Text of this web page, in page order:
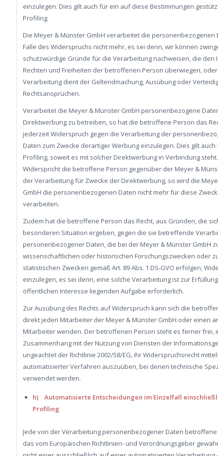
einzulegen. Dies gilt auch für ein auf diese Bestimmungen
Profiling.
Die Meyer & Münster GmbH verarbeitet die personenbezogenen
Falle des Widerspruchs nicht mehr, es sei denn, wir können
schutzwürdige Gründe für die Verarbeitung nachweisen, die den
Rechten und Freiheiten der betroffenen Person überwiegen,
Verarbeitung dient der Geltendmachung, Ausübung oder
Rechtsansprüchen.
Verarbeitet die Meyer & Münster GmbH personenbezogene
Direktwerbung zu betreiben, so hat die betroffene Person das
jederzeit Widerspruch gegen die Verarbeitung der
Daten zum Zwecke derartiger Werbung einzulegen. Dies gilt auch
Profiling, soweit es mit solcher Direktwerbung in Verbindung steht.
Widerspricht die betroffene Person gegenüber der Meyer &
der Verarbeitung für Zwecke der Direktwerbung, so wird die
GmbH die personenbezogenen Daten nicht mehr für diese
verarbeiten.
Zudem hat die betroffene Person das Recht, aus Gründen, die
besonderen Situation ergeben, gegen die sie betreffende
personenbezogener Daten, die bei der Meyer & Münster GmbH
wissenschaftlichen oder historischen Forschungszwecken oder
statistischen Zwecken gemäß Art. 89 Abs. 1 DS-GVO erfolgen,
einzulegen, es sei denn, eine solche Verarbeitung ist zur
öffentlichen Interesse liegenden Aufgabe erforderlich.
Zur Ausübung des Rechts auf Widerspruch kann sich die
direkt jeden Mitarbeiter der Meyer & Münster GmbH oder einen
Mitarbeiter wenden. Der betroffenen Person steht es ferner frei,
Zusammenhang mit der Nutzung von Diensten der
ungeachtet der Richtlinie 2002/58/EG, ihr Widerspruchsrecht
automatisierter Verfahren auszuüben, bei denen technische
verwendet werden.
h) Automatisierte Entscheidungen im Einzelfall
Profiling
Jede von der Verarbeitung personenbezogener Daten
das vom Europäischen Richtlinien- und Verordnungsgeber